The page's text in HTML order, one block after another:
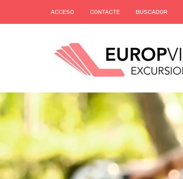
ACCESO CONTACTE BUSCADOR